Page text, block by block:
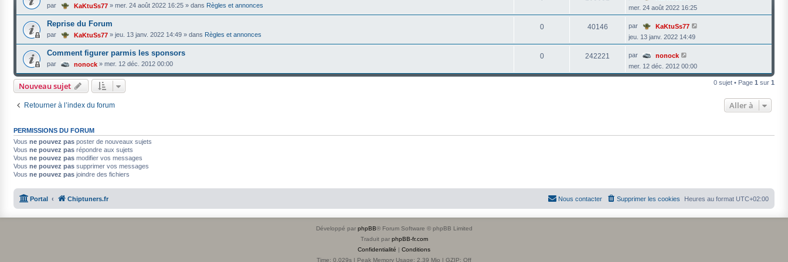
par KaKtuSs77 » mer. 24 août 2022 16:25 » dans Règles et annonces
mer. 24 août 2022 16:25
Reprise du Forum
par KaKtuSs77 » jeu. 13 janv. 2022 14:49 » dans Règles et annonces
0 40146 par
KaKtuSs77
jeu. 13 janv. 2022 14:49
Comment figurer parmis les sponsors
par nonock » mer. 12 déc. 2012 00:00
0 242221 par
nonock
mer. 12 déc. 2012 00:00
Nouveau sujet 0 sujet • Page 1 sur 1
Retourner à l’index du forum Aller à
PERMISSIONS DU FORUM
Vous ne pouvez pas poster de nouveaux sujets
Vous ne pouvez pas répondre aux sujets
Vous ne pouvez pas modifier vos messages
Vous ne pouvez pas supprimer vos messages
Vous ne pouvez pas joindre des fichiers
Portal Chiptuners.fr Heures au format UTC+02:00
Supprimer les cookies
Nous contacter
Développé par phpBB® Forum Software © phpBB Limited
Traduit par phpBB-fr.com
Confidentialité | Conditions
Time: 0.029s | Peak Memory Usage: 2.39 Mio | GZIP: Off